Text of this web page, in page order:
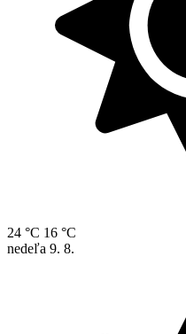
24 °C 16 °C
nedeľa 9. 8.